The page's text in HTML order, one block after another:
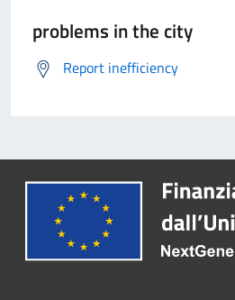
problems in the city
Report inefficiency